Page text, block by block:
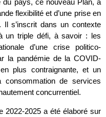
du pays, ce nouveau Plan, a
flexibilité et d’une prise en
s’inscrit dans un contexte
un triple défi, à savoir : les
d’une crise politico-
la pandémie de la COVID-
plus contraignante, et un
de services
concurrentiel.
2022-2025 a été élaboré sur